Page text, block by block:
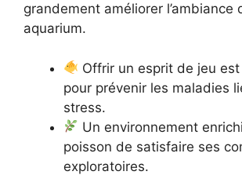
grandement améliorer l’ambiance
aquarium.
Offrir un esprit de jeu
pour prévenir les maladies
stress.
Un environnement
poisson de satisfaire ses
exploratoires.